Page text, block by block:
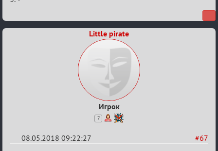
Кубок
Little pirate
Игрок
7
#67
08.05.2018 09:22:27